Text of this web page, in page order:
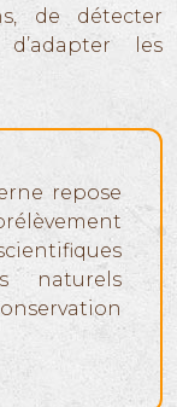
de détecter
les
repose
naturels